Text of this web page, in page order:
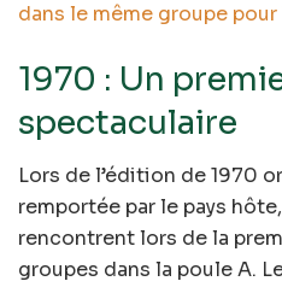
dans le même groupe
1970 : Un
spectaculaire
Lors de l’édition de 1970
remportée par le pays
rencontrent lors de la
groupes dans la poule A.